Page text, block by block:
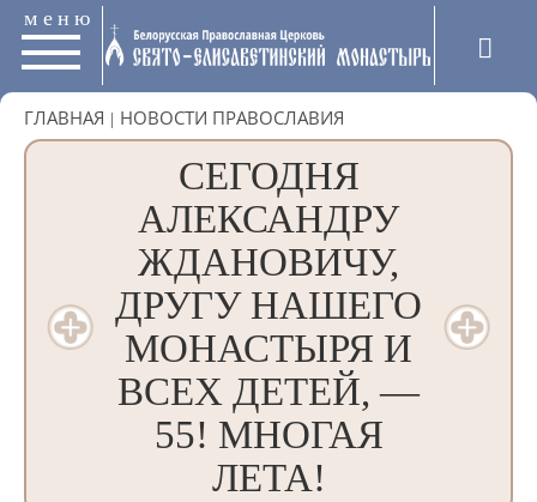
меню
ГЛАВНАЯ | НОВОСТИ ПРАВОСЛАВИЯ
СЕГОДНЯ
АЛЕКСАНДРУ
ЖДАНОВИЧУ,
ДРУГУ НАШЕГО
МОНАСТЫРЯ И
ВСЕХ ДЕТЕЙ, —
55! МНОГАЯ
ЛЕТА!